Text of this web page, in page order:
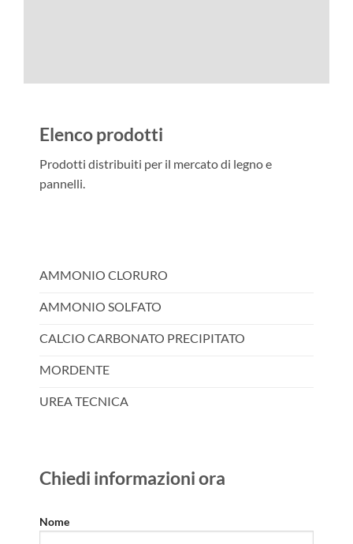
Elenco prodotti
Prodotti distribuiti per il mercato di legno e
pannelli.
AMMONIO CLORURO
AMMONIO SOLFATO
CALCIO CARBONATO PRECIPITATO
MORDENTE
UREA TECNICA
Chiedi informazioni ora
Nome